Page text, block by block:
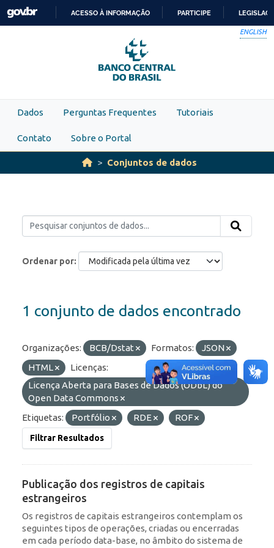
Skip to main content
PARA
O
CONTEÚDO
ACESSO À INFORMAÇÃO PARTICIPE
ENGLISH
Dados Perguntas Frequentes Tutoriais
Contato Sobre o Portal
Conjuntos de dados
Ordenar por
1 conjunto de dados encontrado
Organizações: BCB/Dstat Formatos:
JSON
HTML
Licenças:
Licença Aberta para Bases de Dados (ODbL) do
Open Data Commons
Etiquetas:
Portfólio RDE ROF
Filtrar Resultados
Publicação dos registros de capitais
estrangeiros
Os registros de capitais estrangeiros contemplam os
seguintes tipos de operações, criadas ou encerradas
em cada período data-base, no âmbito do sistema de